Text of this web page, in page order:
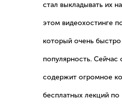
стал выкладывать их
этом видеохостинге
который очень быстро
популярность. Сейчас
содержит огромное
бесплатных лекций